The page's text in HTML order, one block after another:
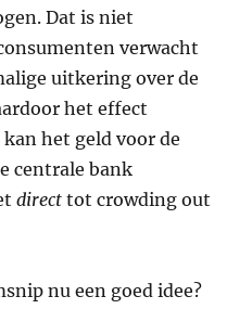
Dat is niet
verwacht
uitkering over de
het effect
het geld voor de
centrale bank
direct tot crowding out
nu een goed idee?